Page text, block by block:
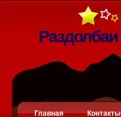
Раздолбаи
Главная Контакты